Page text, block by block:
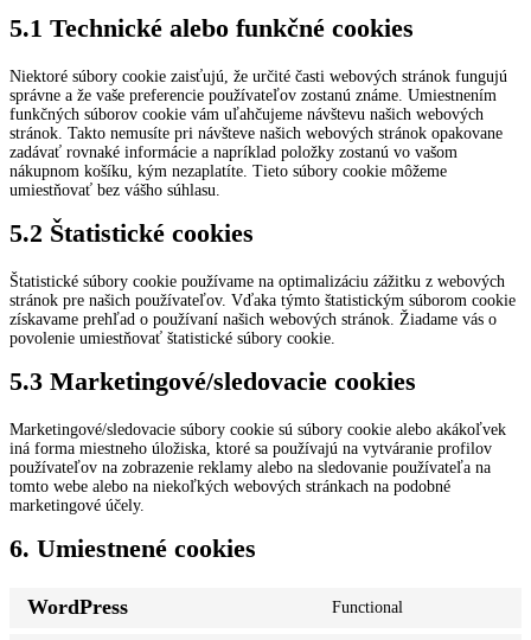
5.1 Technické alebo funkčné cookies
Niektoré súbory cookie zaisťujú, že určité časti webových stránok fungujú
správne a že vaše preferencie používateľov zostanú známe. Umiestnením
funkčných súborov cookie vám uľahčujeme návštevu našich webových
stránok. Takto nemusíte pri návšteve našich webových stránok opakovane
zadávať rovnaké informácie a napríklad položky zostanú vo vašom
nákupnom košíku, kým nezaplatíte. Tieto súbory cookie môžeme
umiestňovať bez vášho súhlasu.
5.2 Štatistické cookies
Štatistické súbory cookie používame na optimalizáciu zážitku z webových
stránok pre našich používateľov. Vďaka týmto štatistickým súborom cookie
získavame prehľad o používaní našich webových stránok. Žiadame vás o
povolenie umiestňovať štatistické súbory cookie.
5.3 Marketingové/sledovacie cookies
Marketingové/sledovacie súbory cookie sú súbory cookie alebo akákoľvek
iná forma miestneho úložiska, ktoré sa používajú na vytváranie profilov
používateľov na zobrazenie reklamy alebo na sledovanie používateľa na
tomto webe alebo na niekoľkých webových stránkach na podobné
marketingové účely.
6. Umiestnené cookies
WordPress Functional